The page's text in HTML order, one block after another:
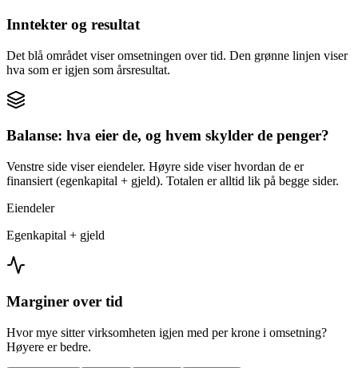
Inntekter og resultat
Det blå området viser omsetningen over tid. Den grønne linjen viser
hva som er igjen som årsresultat.
Balanse: hva eier de, og hvem skylder de penger?
Venstre side viser eiendeler. Høyre side viser hvordan de er
finansiert (egenkapital + gjeld). Totalen er alltid lik på begge sider.
Eiendeler
Egenkapital + gjeld
Marginer over tid
Hvor mye sitter virksomheten igjen med per krone i omsetning?
Høyere er bedre.